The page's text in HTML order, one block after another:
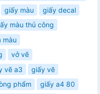
giấy màu
giấy decal
màu thủ công
màu
vở vẽ
vẽ a3
giấy vẽ
phẩm
giấy a4 80